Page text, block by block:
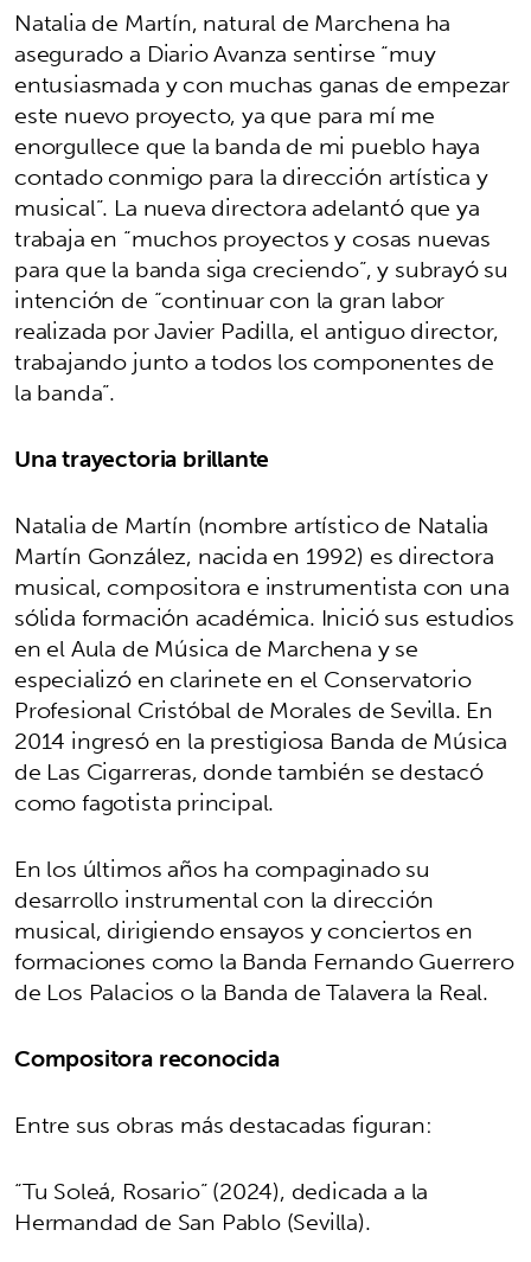
Natalia de Martín, natural de Marchena ha
asegurado a Diario Avanza sentirse “muy
entusiasmada y con muchas ganas de empezar
este nuevo proyecto, ya que para mí me
enorgullece que la banda de mi pueblo haya
contado conmigo para la dirección artística y
musical”. La nueva directora adelantó que ya
trabaja en “muchos proyectos y cosas nuevas
para que la banda siga creciendo”, y subrayó su
intención de “continuar con la gran labor
realizada por Javier Padilla, el antiguo director,
trabajando junto a todos los componentes de
la banda”.
Una trayectoria brillante
Natalia de Martín (nombre artístico de Natalia
Martín González, nacida en 1992) es directora
musical, compositora e instrumentista con una
sólida formación académica. Inició sus estudios
en el Aula de Música de Marchena y se
especializó en clarinete en el Conservatorio
Profesional Cristóbal de Morales de Sevilla. En
2014 ingresó en la prestigiosa Banda de Música
de Las Cigarreras, donde también se destacó
como fagotista principal.
En los últimos años ha compaginado su
desarrollo instrumental con la dirección
musical, dirigiendo ensayos y conciertos en
formaciones como la Banda Fernando Guerrero
de Los Palacios o la Banda de Talavera la Real.
Compositora reconocida
Entre sus obras más destacadas figuran:
“Tu Soleá, Rosario” (2024), dedicada a la
Hermandad de San Pablo (Sevilla).